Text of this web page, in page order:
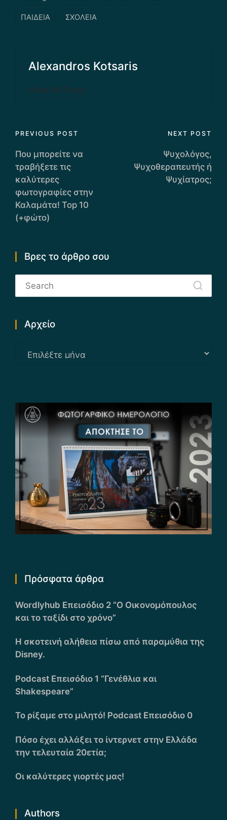
ΠΑΙΔΕΙΑ ΣΧΟΛΕΙΑ
Alexandros Kotsaris
View All Posts
Post
navigation
PREVIOUS POST
Που μπορείτε να
τραβήξετε τις
καλύτερες
φωτογραφίες στην
Καλαμάτα! Top 10
(+φώτο)
NEXT POST
Ψυχολόγος,
Ψυχοθεραπευτής ή
Ψυχίατρος;
Βρες το άρθρο σου
Αρχείο
Αρχείο
Πρόσφατα άρθρα
Wordlyhub Επεισόδιο 2 “Ο Οικονομόπουλος
και το ταξίδι στο χρόνο”
Η σκοτεινή αλήθεια πίσω από παραμύθια της
Disney.
Podcast Επεισόδιο 1 “Γενέθλια και
Shakespeare”
Το ρίξαμε στο μιλητό! Podcast Επεισόδιο 0
Πόσο έχει αλλάξει το ίντερνετ στην Ελλάδα
την τελευταία 20ετία;
Οι καλύτερες γιορτές μας!
Authors